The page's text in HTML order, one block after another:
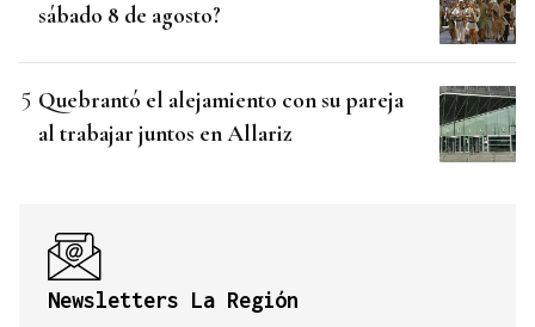
sábado 8 de agosto?
Quebrantó el alejamiento con su pareja
al trabajar juntos en Allariz
Newsletters La Región